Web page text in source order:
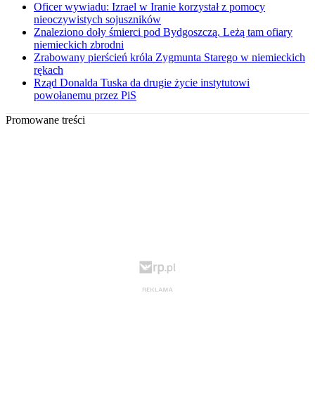
Oficer wywiadu: Izrael w Iranie korzystał z pomocy
nieoczywistych sojuszników
Znaleziono doły śmierci pod Bydgoszczą. Leżą tam ofiary
niemieckich zbrodni
Zrabowany pierścień króla Zygmunta Starego w niemieckich
rękach
Rząd Donalda Tuska da drugie życie instytutowi
powołanemu przez PiS
Promowane treści